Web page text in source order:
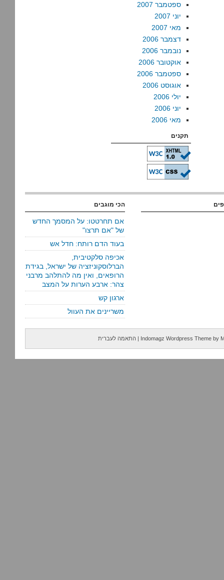
ספטמבר 2007
יוני 2007
מאי 2007
דצמבר 2006
נובמבר 2006
אוקטובר 2006
ספטמבר 2006
אוגוסט 2006
יולי 2006
יוני 2006
מאי 2006
תקנים
הכי מוגבים
אם תחרטטו: על המסמך החדש
של "אם תרצו"
בעוד הדם רותח: חדל אש
אכיפה סלקטיבית,
הברלוסקוניזציה של ישראל, בגידת
הרופאים, ואין מה להתלהב מרבני
צהר: ארבע הערות על המצב
ארגון קש
משריינים את העוול
Indomagz Wordpress Theme by
| התאמה לעברית